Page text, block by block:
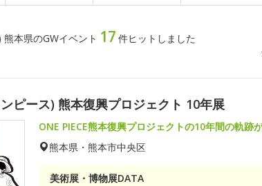
本県のGWイベント 17 件ヒットしました
ピース) 熊本復興プロジェクト 10年展
ONE PIECE熊本復興プロジェクトの10年間の軌跡
熊本県・熊本市中央区
美術展・博物展DATA